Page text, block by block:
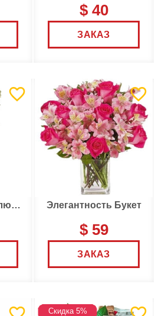
$ 40
ЗАКАЗ
9 Белых Роз Делюкс Элегантность Букет
$ 59
ЗАКАЗ
Скидка 5%